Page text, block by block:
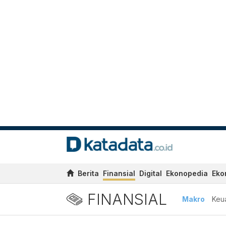
Berita Finansial Digital Ekonopedia
FINANSIAL Makro